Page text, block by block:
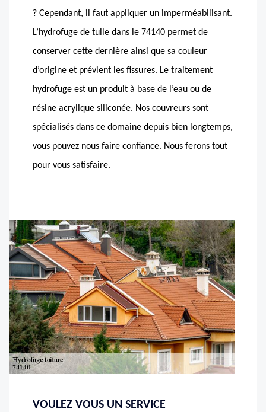
? Cependant, il faut appliquer un imperméabilisant.
L’hydrofuge de tuile dans le 74140 permet de
conserver cette dernière ainsi que sa couleur
d’origine et prévient les fissures. Le traitement
hydrofuge est un produit à base de l’eau ou de
résine acrylique siliconée. Nos couvreurs sont
spécialisés dans ce domaine depuis bien longtemps,
vous pouvez nous faire confiance. Nous ferons tout
pour vous satisfaire.
VOULEZ VOUS UN SERVICE